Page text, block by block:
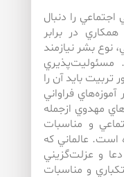
را دنبال
در برابر
نوع بشر نيازمند
است (حلي، ۱۴۰۷: ص۲۹۸). مسئوليت‌‌پذيري
تربيت بايد آن را
فراواني
مهدوي ازجمله
و مناسبات
است. عالماني كه
و عزلت‌گزيني
و مناسبات